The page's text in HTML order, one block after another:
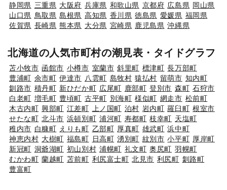
静岡県 三重県 大阪府 兵庫県 和歌山県 京都府 広島県 岡山県
山口県 鳥取県 島根県 高知県 香川県 徳島県 愛媛県 福岡県
佐賀県 長崎県 熊本県 大分県 宮崎県 鹿児島県 沖縄県
北海道の人気市町村の潮見表・タイドグラフ
苫小牧市 函館市 小樽市 室蘭市 斜里町 標津町 長万部町
豊浦町 余市町 伊達市 八雲町 島牧村 猿払村 留萌市 知内町
釧路市 積丹町 新ひだか町 広尾町 鹿部町 登別市 森町 石狩市
白老町 増毛町 豊頃町 古平町 別海町 様似町 網走市 松前町
木古内町 興部町 江差町 上ノ国町 泊村 岩内町 羅臼町 根室市
せたな町 北斗市 浜頓別町 浦河町 寿都町 枝幸町 天塩町
稚内市 白糠町 えりも町 乙部町 厚真町 雄武町 浜中町
神恵内村 大樹町 福島町 日高町 湧別町 紋別市 小平町 厚岸町
新冠町 洞爺湖町 初山別村 浦幌町 礼文町 奥尻町 羽幌町
むかわ町 蘭越町 苫前町 利尻富士町 北見市 利尻町 釧路町
豊富町